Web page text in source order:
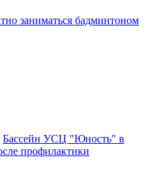
заниматься бадминтоном
Бассейн УСЦ "Юность" в
профилактики